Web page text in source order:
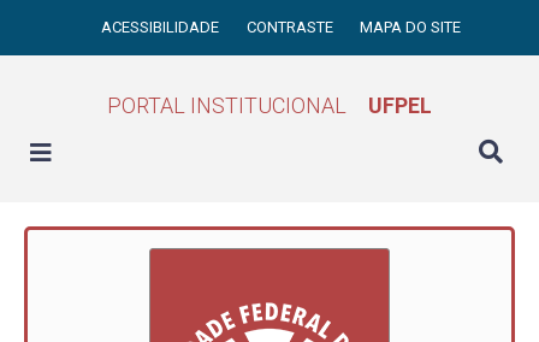
ACESSIBILIDADE CONTRASTE MAPA DO SITE
PORTAL INSTITUCIONAL UFPEL